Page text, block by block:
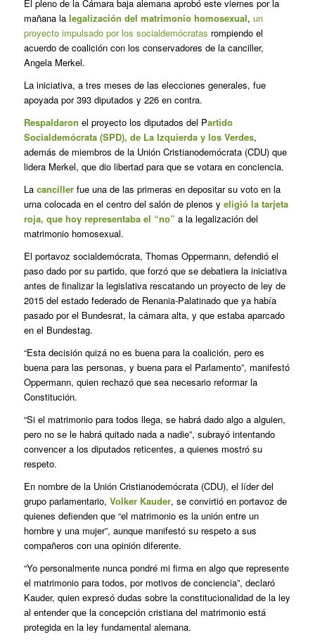
El pleno de la Cámara baja alemana aprobó este viernes por la
mañana la legalización del matrimonio homosexual, un
proyecto impulsado por los socialdemócratas rompiendo el
acuerdo de coalición con los conservadores de la canciller,
Angela Merkel.
La iniciativa, a tres meses de las elecciones generales, fue
apoyada por 393 diputados y 226 en contra.
Respaldaron el proyecto los diputados del Partido
Socialdemócrata (SPD), de La Izquierda y los Verdes,
además de miembros de la Unión Cristianodemócrata (CDU) que
lidera Merkel, que dio libertad para que se votara en conciencia.
Lacanciller fue una de las primeras en depositar su voto en la
urna colocada en el centro del salón de plenos y eligió la tarjeta
roja, que hoy representaba el “no” a la legalización del
matrimonio homosexual.
El portavoz socialdemócrata, Thomas Oppermann, defendió el
paso dado por su partido, que forzó que se debatiera la iniciativa
antes de finalizar la legislativa rescatando un proyecto de ley de
2015 del estado federado de Renania-Palatinado que ya había
pasado por el Bundesrat, la cámara alta, y que estaba aparcado
en el Bundestag.
“Esta decisión quizá no es buena para la coalición, pero es
buena para las personas, y buena para el Parlamento”, manifestó
Oppermann, quien rechazó que sea necesario reformar la
Constitución.
“Si el matrimonio para todos llega, se habrá dado algo a alguien,
pero no se le habrá quitado nada a nadie”, subrayó intentando
convencer a los diputados reticentes, a quienes mostró su
respeto.
En nombre de la Unión Cristianodemócrata (CDU), el líder del
grupo parlamentario, Volker Kauder, se convirtió en portavoz de
quienes defienden que “el matrimonio es la unión entre un
hombre y una mujer”, aunque manifestó su respeto a sus
compañeros con una opinión diferente.
“Yo personalmente nunca pondré mi firma en algo que represente
el matrimonio para todos, por motivos de conciencia”, declaró
Kauder, quien expresó dudas sobre la constitucionalidad de la ley
al entender que la concepción cristiana del matrimonio está
protegida en la ley fundamental alemana.